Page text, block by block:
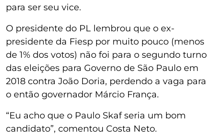
para ser seu vice.
O presidente do PL lembrou que o ex-
presidente da Fiesp por muito pouco (menos
de 1% dos votos) não foi para o segundo turno
das eleições para Governo de São Paulo em
2018 contra João Doria, perdendo a vaga para
o então governador Márcio França.
“Eu acho que o Paulo Skaf seria um bom
candidato”, comentou Costa Neto.